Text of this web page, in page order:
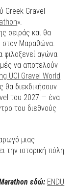
Greek Gravel
».
σειράς και θα
στον Μαραθώνα.
αγώνα
να αποτελούν
UCI Gravel World
θα διεκδικήσουν
του 2027 — ένα
του διεθνούς
μιας
την ιστορική πόλη
εδώ: ENDU